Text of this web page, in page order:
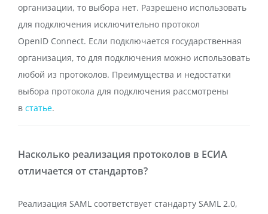
организации, то выбора нет. Разрешено использовать
для подключения исключительно протокол
OpenID Connect. Если подключается государственная
организация, то для подключения можно использовать
любой из протоколов. Преимущества и недостатки
выбора протокола для подключения рассмотрены
в статье.
Насколько реализация протоколов в ЕСИА
отличается от стандартов?
Реализация SAML соответствует стандарту SAML 2.0,